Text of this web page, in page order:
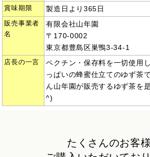
賞味期限 製造日より365日
販売事業者
名
有限会社山年園
〒170-0002
東京都豊島区巣鴨3-34-1
店長の一言
ペクチン・保存料を一切使用
っぱいの蜂蜜仕立てのゆず茶
ん山年園が販売するゆず茶を
^)
たくさんのお客